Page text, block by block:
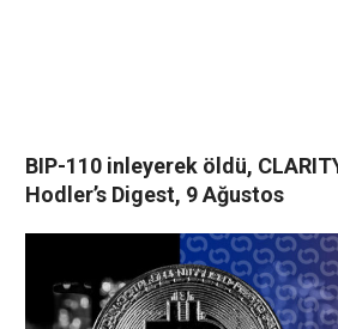
BIP-110 inleyerek öldü,
Hodler’s Digest, 9 Ağustos